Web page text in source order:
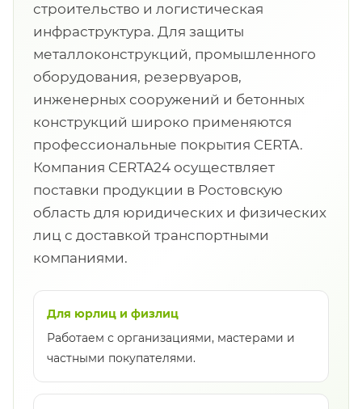
строительство и логистическая
инфраструктура. Для защиты
металлоконструкций, промышленного
оборудования, резервуаров,
инженерных сооружений и бетонных
конструкций широко применяются
профессиональные покрытия CERTA.
Компания CERTA24 осуществляет
поставки продукции в Ростовскую
область для юридических и физических
лиц с доставкой транспортными
компаниями.
Для юрлиц и физлиц
Работаем с организациями, мастерами и
частными покупателями.